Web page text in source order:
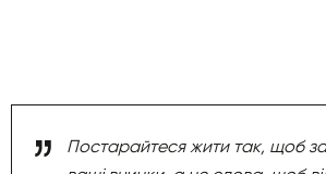
Постарайтеся жити так, щоб